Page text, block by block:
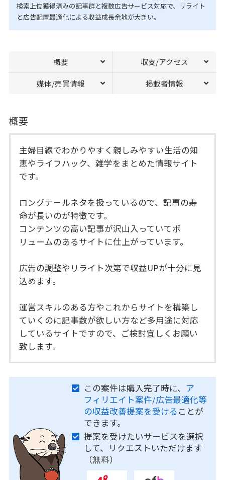
検索上位獲得済みの記事群と複数広告サービス対応で、リライト
と広告配置最適化による収益成長余地が大きい。
概要 収支/アクセス
媒体/売買情報 掲載者情報
概要
主婦目線でわかりやすく親しみやすい生活の知
恵やライフハック、雑学をまとめた情報サイト
です。
ロングテ－ルネタを扱っているので、記事の寿
命が長いのが特徴です。
コンテンツの高い記事が沢山入っていてボ
リュームのあるサイトに仕上がっています。
広告の調整やリライト次第で収益UPが十分に見
込めます。
運営スキルのある方やこれからサイトを構築し
ていくのに記事数が欲しい方など多用途に対応
しているサイトですので、ご検討宜しくお願い
致します。
この案件は購入完了時に、 ア
フィリエイト案件/広告最適化等
の収益改善提案を受ける ことが
できます。
提案を受けたいサービスを選択
して、リクエストいただけます
（無料）